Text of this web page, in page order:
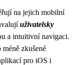
na jejich mobilní
uživatelsky
a intuitivní navigaci.
zkušené
pro iOS i